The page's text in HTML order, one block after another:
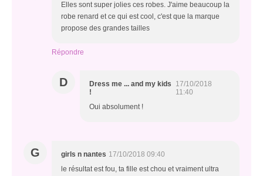
Elles sont super jolies ces robes. J'aime beaucoup la
robe renard et ce qui est cool, c'est que la marque
propose des grandes tailles
Répondre
D
Dress me ... and my kids
!
17/10/2018
11:40
Oui absolument !
G girls n nantes 17/10/2018 09:40
le résultat est fou, ta fille est chou et vraiment ultra